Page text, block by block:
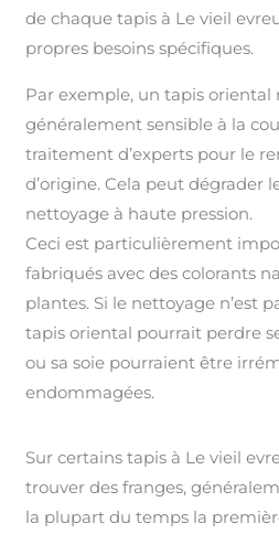
de chaque tapis à Le vieil
propres besoins spécifiques.
Par exemple, un tapis oriental
généralement sensible à la
traitement d’experts pour le
d’origine. Cela peut dégrader
nettoyage à haute pression.
Ceci est particulièrement
fabriqués avec des colorants
plantes. Si le nettoyage n’est
tapis oriental pourrait perdre
ou sa soie pourraient être
endommagées.
Sur certains tapis à Le vieil
trouver des franges,
la plupart du temps la